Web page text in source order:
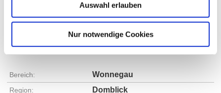
Auswahl erlauben
Nur notwendige Cookies
Rebfläche:107 Hektar
Monsheim
Meereshöhe:130-175 m
Bereich: Wonnegau
Region: Domblick